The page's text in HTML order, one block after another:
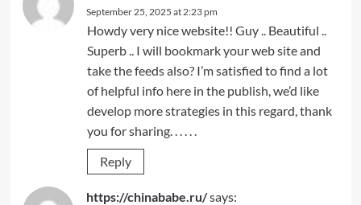
September 25, 2025 at 2:23 pm
Howdy very nice website!! Guy .. Beautiful ..
Superb .. I will bookmark your web site and
take the feeds also? I’m satisfied to find a lot
of helpful info here in the publish, we’d like
develop more strategies in this regard, thank
you for sharing. . . . . .
Reply
https://chinababe.ru/says: